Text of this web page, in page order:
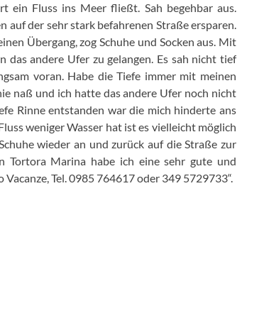
ein Fluss ins Meer fließt. Sah begehbar aus.
auf der sehr stark befahrenen Straße ersparen.
Übergang, zog Schuhe und Socken aus. Mit
das andere Ufer zu gelangen. Es sah nicht tief
voran. Habe die Tiefe immer mit meinen
naß und ich hatte das andere Ufer noch nicht
Rinne entstanden war die mich hinderte ans
weniger Wasser hat ist es vielleicht möglich
wieder an und zurück auf die Straße zur
Tortora Marina habe ich eine sehr gute und
Tel. 0985 764617 oder 349 5729733“.